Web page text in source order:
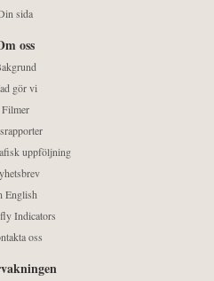
sida
oss
gör vi
Filmer
uppföljning
English
Indicators
oss